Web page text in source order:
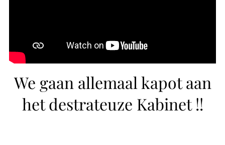
We gaan allemaal kapot aan
het destrateuze Kabinet !!